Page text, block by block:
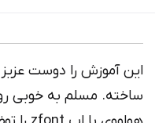
این آموزش را دوست
ساخته. مسلم به